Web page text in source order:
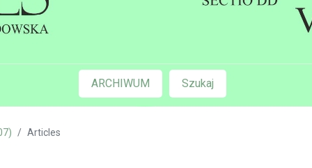
ARCHIWUM Szukaj
Articles